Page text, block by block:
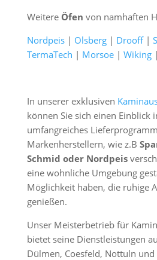
Weitere Öfen von namhaften
Nordpeis| Olsberg| Drooff|
TermaTech | Morsoe| Wiking|
In unserer exklusiven
können Sie sich einen Einblick
umfangreiches
Markenherstellern, wie z.B
Schmid oder Nordpeis
eine wohnliche Umgebung
Möglichkeit haben, die ruhige
genießen.
Unser Meisterbetrieb für
bietet seine Dienstleistungen
Dülmen, Coesfeld, Nottuln